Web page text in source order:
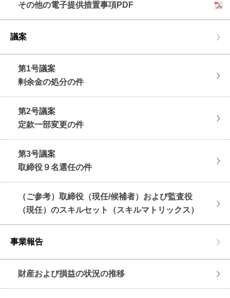
その他の電子提供措置事項PDF
議案
第1号議案
剰余金の処分の件
第2号議案
定款一部変更の件
第3号議案
取締役９名選任の件
（ご参考）取締役（現任/候補者）および監査役
（現任）のスキルセット（スキルマトリックス）
事業報告
財産および損益の状況の推移